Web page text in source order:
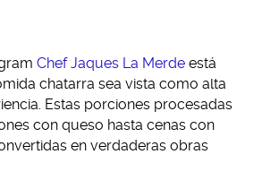
Chef Jaques La Merde está
chatarra sea vista como alta
Estas porciones procesadas
con queso hasta cenas con
en verdaderas obras